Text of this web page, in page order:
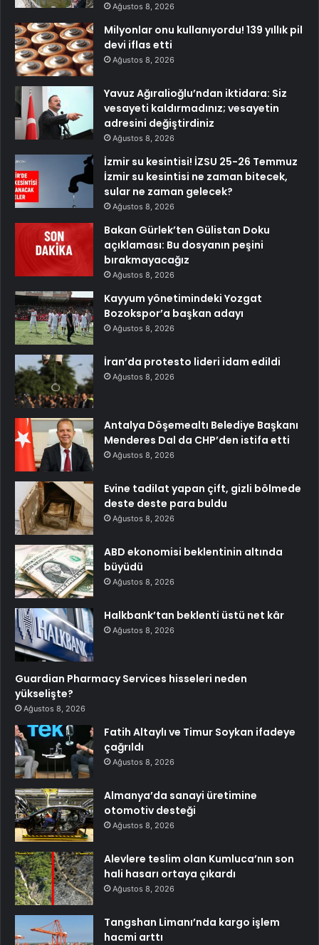
Ağustos 8, 2026
Milyonlar onu kullanıyordu! 139 yıllık pil
devi iflas etti
Ağustos 8, 2026
Yavuz Ağıralioğlu’ndan iktidara: Siz
vesayeti kaldırmadınız; vesayetin
adresini değiştirdiniz
Ağustos 8, 2026
İzmir su kesintisi! İZSU 25-26 Temmuz
İzmir su kesintisi ne zaman bitecek,
sular ne zaman gelecek?
Ağustos 8, 2026
Bakan Gürlek’ten Gülistan Doku
açıklaması: Bu dosyanın peşini
bırakmayacağız
Ağustos 8, 2026
Kayyum yönetimindeki Yozgat
Bozokspor’a başkan adayı
Ağustos 8, 2026
İran’da protesto lideri idam edildi
Ağustos 8, 2026
Antalya Döşemealtı Belediye Başkanı
Menderes Dal da CHP’den istifa etti
Ağustos 8, 2026
Evine tadilat yapan çift, gizli bölmede
deste deste para buldu
Ağustos 8, 2026
ABD ekonomisi beklentinin altında
büyüdü
Ağustos 8, 2026
Halkbank’tan beklenti üstü net kâr
Ağustos 8, 2026
Guardian Pharmacy Services hisseleri neden
yükselişte?
Ağustos 8, 2026
Fatih Altaylı ve Timur Soykan ifadeye
çağrıldı
Ağustos 8, 2026
Almanya’da sanayi üretimine
otomotiv desteği
Ağustos 8, 2026
Alevlere teslim olan Kumluca’nın son
hali hasarı ortaya çıkardı
Ağustos 8, 2026
Tangshan Limanı’nda kargo işlem
hacmi arttı